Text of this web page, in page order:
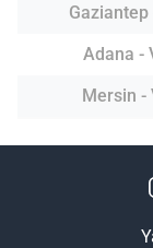
Gaziantep
Adana -
Mersin -